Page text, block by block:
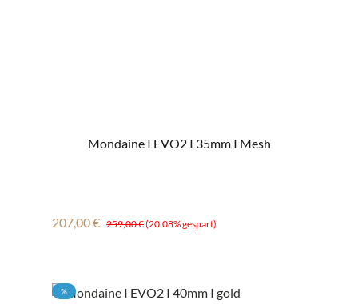
Mondaine I EVO2 I 35mm I Mesh
Verkaufspreis:
207,00 € Regulärer Preis:
259,00 €(20.08% gespart)
RABATT
%